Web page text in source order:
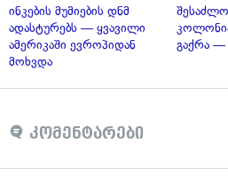
ინკების მუმიების დნმ
ადასტურებს — ყვავილი
ამერიკაში ევროპიდან
მოხვდა
გაქრა —
კომენტარები